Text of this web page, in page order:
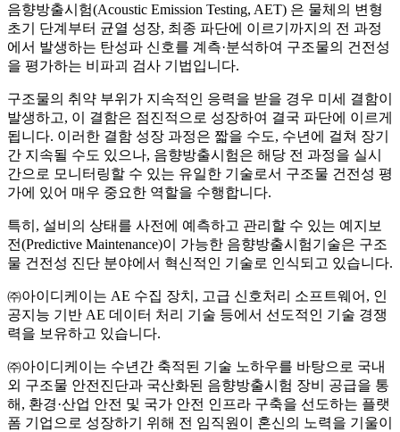
음향방출시험(Acoustic Emission Testing, AET) 은 물체의 변형
초기 단계부터 균열 성장, 최종 파단에 이르기까지의 전 과정
에서 발생하는 탄성파 신호를 계측·분석하여 구조물의 건전성
을 평가하는 비파괴 검사 기법입니다.
구조물의 취약 부위가 지속적인 응력을 받을 경우 미세 결함이
발생하고, 이 결함은 점진적으로 성장하여 결국 파단에 이르게
됩니다. 이러한 결함 성장 과정은 짧을 수도, 수년에 걸쳐 장기
간 지속될 수도 있으나, 음향방출시험은 해당 전 과정을 실시
간으로 모니터링할 수 있는 유일한 기술로서 구조물 건전성 평
가에 있어 매우 중요한 역할을 수행합니다.
특히, 설비의 상태를 사전에 예측하고 관리할 수 있는 예지보
전(Predictive Maintenance)이 가능한 음향방출시험기술은 구조
물 건전성 진단 분야에서 혁신적인 기술로 인식되고 있습니다.
㈜아이디케이는 AE 수집 장치, 고급 신호처리 소프트웨어, 인
공지능 기반 AE 데이터 처리 기술 등에서 선도적인 기술 경쟁
력을 보유하고 있습니다.
㈜아이디케이는 수년간 축적된 기술 노하우를 바탕으로 국내
외 구조물 안전진단과 국산화된 음향방출시험 장비 공급을 통
해, 환경·산업 안전 및 국가 안전 인프라 구축을 선도하는 플랫
폼 기업으로 성장하기 위해 전 임직원이 혼신의 노력을 기울이